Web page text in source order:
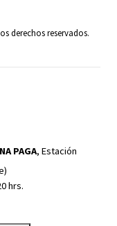
derechos reservados.
PAGA, Estación
hrs.